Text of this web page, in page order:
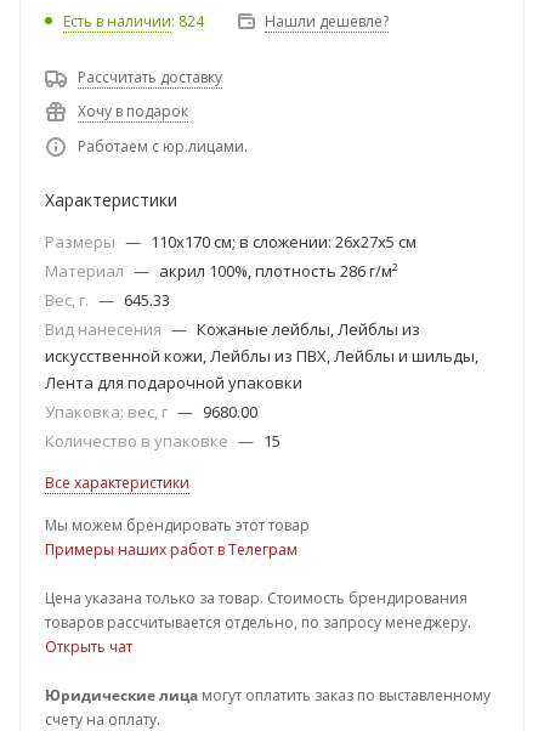
Есть в наличии: 824 Нашли дешевле?
Рассчитать доставку
Хочу в подарок
Работаем с юр.лицами.
Характеристики
Размеры — 110x170 см; в сложении: 26x27x5 см
Материал — акрил 100%, плотность 286 г/м²
Вес, г. — 645.33
Вид нанесения — Кожаные лейблы, Лейблы из
искусственной кожи, Лейблы из ПВХ, Лейблы и шильды,
Лента для подарочной упаковки
Упаковка: вес, г — 9680.00
Количество в упаковке — 15
Все характеристики
Мы можем брендировать этот товар
Примеры наших работ в Телеграм
Цена указана только за товар. Стоимость брендирования
товаров рассчитывается отдельно, по запросу менеджеру.
Открыть чат
Юридические лица могут оплатить заказ по выставленному
счету на оплату.